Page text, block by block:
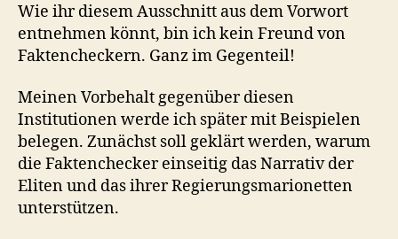
Wie ihr diesem Ausschnitt aus dem Vorwort
entnehmen könnt, bin ich kein Freund von
Faktencheckern. Ganz im Gegenteil!
Meinen Vorbehalt gegenüber diesen
Institutionen werde ich später mit Beispielen
belegen. Zunächst soll geklärt werden, warum
die Faktenchecker einseitig das Narrativ der
Eliten und das ihrer Regierungsmarionetten
unterstützen.